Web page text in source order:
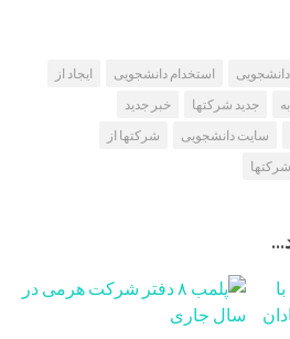
استخدام دانشجویی
ایجاد از
جدید شرکتها
خبر جدید
سایت دانشجویی
شرکتها از
شرکتها